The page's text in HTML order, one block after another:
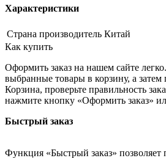
Характеристики
Страна производитель Китай
Как купить
Оформить заказ на нашем сайте
выбранные товары в корзину, а затем
Корзина, проверьте правильность
нажмите кнопку «Оформить заказ»
Быстрый заказ
Функция «Быстрый заказ» позволяет